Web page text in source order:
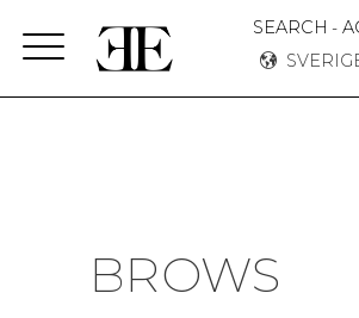
Meny
SEARCH -
BROWS